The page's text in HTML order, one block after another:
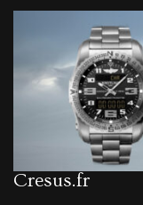
Cresus.fr